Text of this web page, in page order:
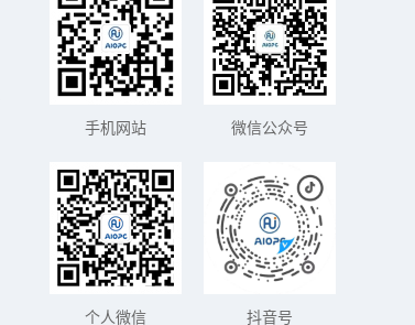
手机网站 微信公众号
个人微信 抖音号